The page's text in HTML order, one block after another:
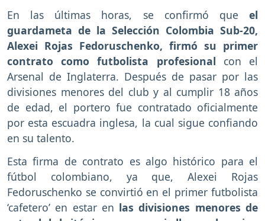
En las últimas horas, se confirmó que el
guardameta de la Selección Colombia Sub-20,
Alexei Rojas Fedoruschenko, firmó su primer
contrato como futbolista profesional con el
Arsenal de Inglaterra. Después de pasar por las
divisiones menores del club y al cumplir 18 años
de edad, el portero fue contratado oficialmente
por esta escuadra inglesa, la cual sigue confiando
en su talento.
Esta firma de contrato es algo histórico para el
fútbol colombiano, ya que, Alexei Rojas
Fedoruschenko se convirtió en el primer futbolista
‘cafetero’ en estar en las divisiones menores de